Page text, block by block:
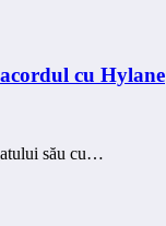
cu Hylane
său cu…